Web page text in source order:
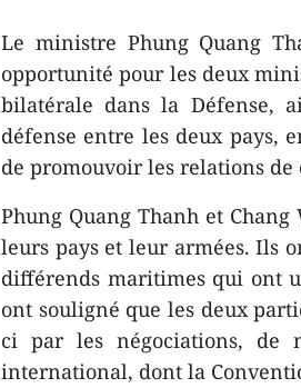
Le ministre Phung Quang
opportunité pour les deux
bilatérale dans la Défense,
défense entre les deux pays,
de promouvoir les relations
Phung Quang Thanh et
leurs pays et leur armées. Ils
différends maritimes qui ont
ont souligné que les deux
ci ​par les négociations, ​de
international, dont la